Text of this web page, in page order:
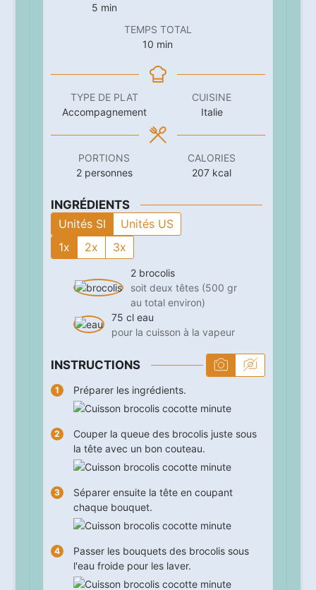
5minutes
min
TEMPS TOTAL
10 minutes
min
TYPE DE PLAT
Accompagnement
CUISINE
Italie
PORTIONS
2 personnes
CALORIES
207 kcal
INGRÉDIENTS
Unités SI
Unités US
1x
2x 3x
2 brocolis
soit deux têtes (500 gr
au total environ)
75 cl eau
pour la cuisson à la vapeur
INSTRUCTIONS
Préparer les ingrédients.
Couper la queue des brocolis juste sous
la tête avec un bon couteau.
Séparer ensuite la tête en coupant
chaque bouquet.
Passer les bouquets des brocolis sous
l'eau froide pour les laver.